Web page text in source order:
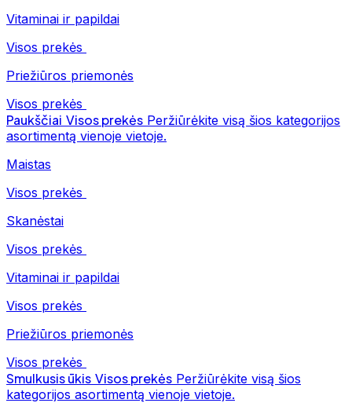
Vitaminai ir papildai
Visos prekės
Priežiūros priemonės
Visos prekės
Paukščiai Visos prekės Peržiūrėkite visą šios kategorijos
asortimentą vienoje vietoje.
Maistas
Visos prekės
Skanėstai
Visos prekės
Vitaminai ir papildai
Visos prekės
Priežiūros priemonės
Visos prekės
Smulkusis ūkis Visos prekės Peržiūrėkite visą šios
kategorijos asortimentą vienoje vietoje.